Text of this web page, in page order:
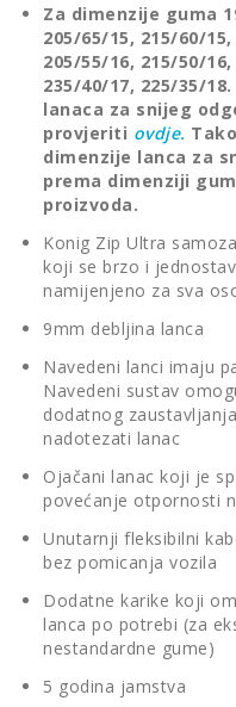
Za dimenzije guma
205/65/15, 215/60/
205/55/16, 215/50/
235/40/17, 225/35/
lanaca za snijeg
provjeriti ovdje.
dimenzije lanca za
prema dimenziji
proizvoda.
Konig Zip Ultra
koji se brzo i
namijenjeno za sva
9mm debljina lanca
Navedeni lanci imaju
Navedeni sustav
dodatnog
nadotezati lanac
Ojačani lanac koji je
povećanje otpornosti
Unutarnji fleksibilni
bez pomicanja vozila
Dodatne karike koji
lanca po potrebi (za
nestandardne gume)
5 godina jamstva